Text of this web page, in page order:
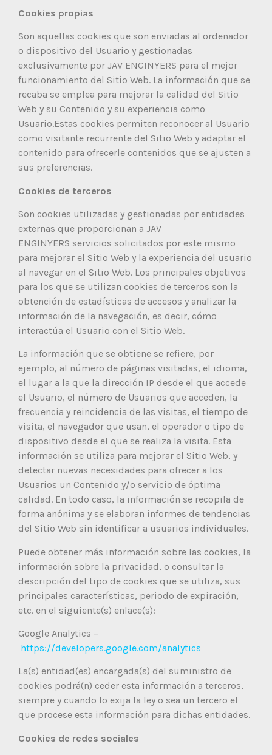
Cookies propias
Son aquellas cookies que son enviadas al ordenador
o dispositivo del Usuario y gestionadas
exclusivamente por JAV ENGINYERS para el mejor
funcionamiento del Sitio Web. La información que se
recaba se emplea para mejorar la calidad del Sitio
Web y su Contenido y su experiencia como
Usuario.Estas cookies permiten reconocer al Usuario
como visitante recurrente del Sitio Web y adaptar el
contenido para ofrecerle contenidos que se ajusten a
sus preferencias.
Cookies de terceros
Son cookies utilizadas y gestionadas por entidades
externas que proporcionan a JAV
ENGINYERS servicios solicitados por este mismo
para mejorar el Sitio Web y la experiencia del usuario
al navegar en el Sitio Web. Los principales objetivos
para los que se utilizan cookies de terceros son la
obtención de estadísticas de accesos y analizar la
información de la navegación, es decir, cómo
interactúa el Usuario con el Sitio Web.
La información que se obtiene se refiere, por
ejemplo, al número de páginas visitadas, el idioma,
el lugar a la que la dirección IP desde el que accede
el Usuario, el número de Usuarios que acceden, la
frecuencia y reincidencia de las visitas, el tiempo de
visita, el navegador que usan, el operador o tipo de
dispositivo desde el que se realiza la visita. Esta
información se utiliza para mejorar el Sitio Web, y
detectar nuevas necesidades para ofrecer a los
Usuarios un Contenido y/o servicio de óptima
calidad. En todo caso, la información se recopila de
forma anónima y se elaboran informes de tendencias
del Sitio Web sin identificar a usuarios individuales.
Puede obtener más información sobre las cookies, la
información sobre la privacidad, o consultar la
descripción del tipo de cookies que se utiliza, sus
principales características, periodo de expiración,
etc. en el siguiente(s) enlace(s):
Google Analytics –
https://developers.google.com/analytics
La(s) entidad(es) encargada(s) del suministro de
cookies podrá(n) ceder esta información a terceros,
siempre y cuando lo exija la ley o sea un tercero el
que procese esta información para dichas entidades.
Cookies de redes sociales